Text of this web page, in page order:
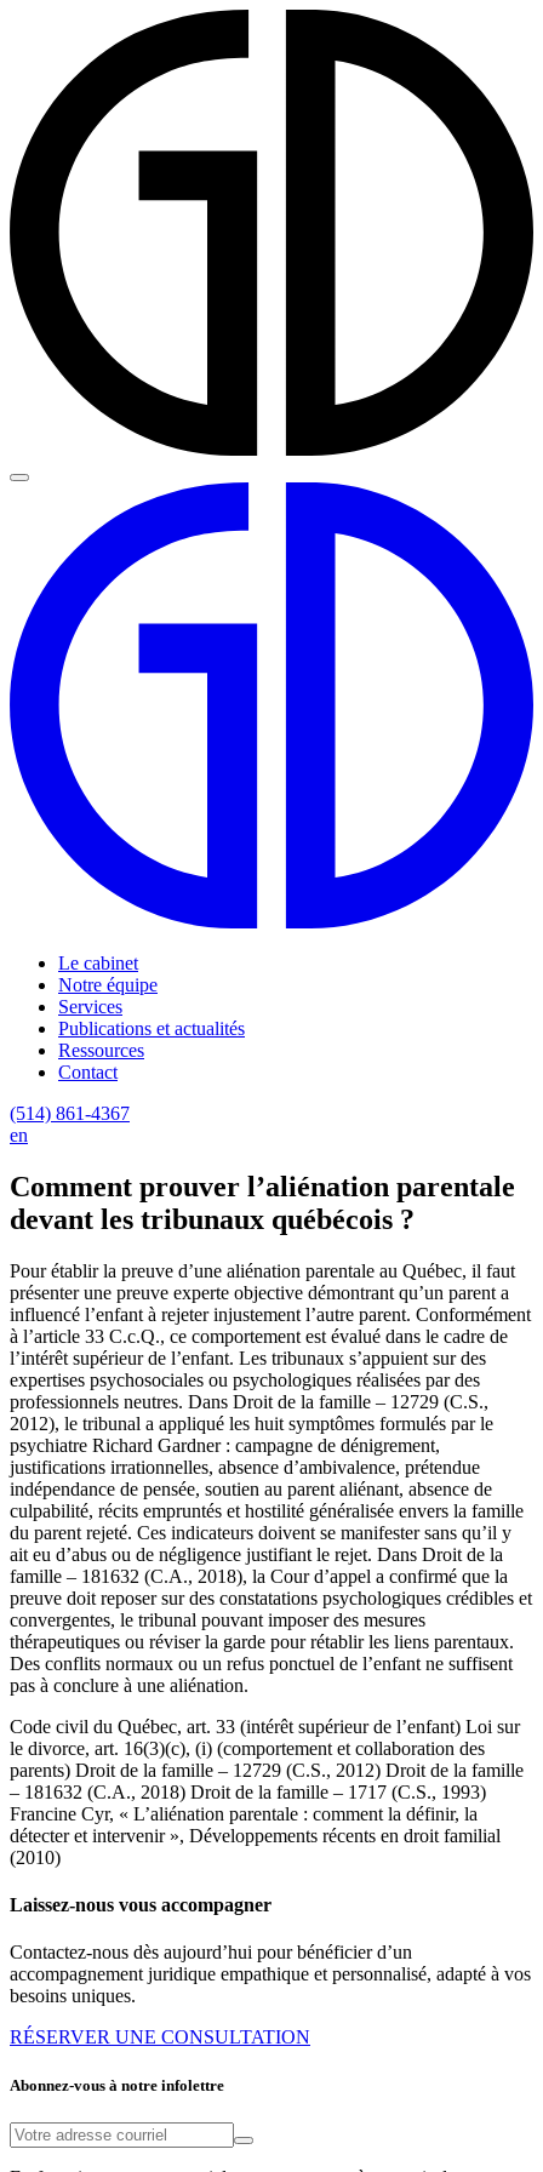
Le cabinet
Notre équipe
Services
Publications et actualités
Ressources
Contact
(514) 861-4367
en
Comment prouver l’aliénation parentale
devant les tribunaux québécois ?
Pour établir la preuve d’une aliénation parentale au Québec, il faut
présenter une preuve experte objective démontrant qu’un parent a
influencé l’enfant à rejeter injustement l’autre parent. Conformément
à l’article 33 C.c.Q., ce comportement est évalué dans le cadre de
l’intérêt supérieur de l’enfant. Les tribunaux s’appuient sur des
expertises psychosociales ou psychologiques réalisées par des
professionnels neutres. Dans Droit de la famille – 12729 (C.S.,
2012), le tribunal a appliqué les huit symptômes formulés par le
psychiatre Richard Gardner : campagne de dénigrement,
justifications irrationnelles, absence d’ambivalence, prétendue
indépendance de pensée, soutien au parent aliénant, absence de
culpabilité, récits empruntés et hostilité généralisée envers la famille
du parent rejeté. Ces indicateurs doivent se manifester sans qu’il y
ait eu d’abus ou de négligence justifiant le rejet. Dans Droit de la
famille – 181632 (C.A., 2018), la Cour d’appel a confirmé que la
preuve doit reposer sur des constatations psychologiques crédibles et
convergentes, le tribunal pouvant imposer des mesures
thérapeutiques ou réviser la garde pour rétablir les liens parentaux.
Des conflits normaux ou un refus ponctuel de l’enfant ne suffisent
pas à conclure à une aliénation.
Code civil du Québec, art. 33 (intérêt supérieur de l’enfant) Loi sur
le divorce, art. 16(3)(c), (i) (comportement et collaboration des
parents) Droit de la famille – 12729 (C.S., 2012) Droit de la famille
– 181632 (C.A., 2018) Droit de la famille – 1717 (C.S., 1993)
Francine Cyr, « L’aliénation parentale : comment la définir, la
détecter et intervenir », Développements récents en droit familial
(2010)
Laissez-nous vous accompagner
Contactez-nous dès aujourd’hui pour bénéficier d’un
accompagnement juridique empathique et personnalisé, adapté à vos
besoins uniques.
RÉSERVER UNE CONSULTATION
Abonnez-vous à notre infolettre